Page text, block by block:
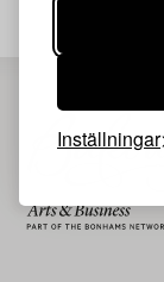
Inställningar